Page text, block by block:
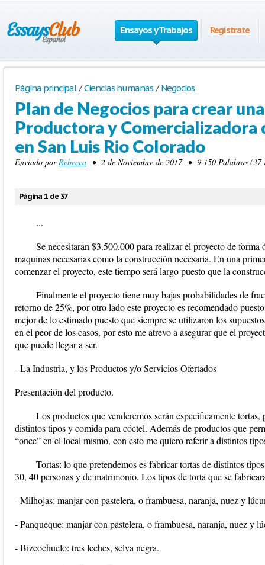
Ensayos y Trabajos Regístrate
Página principal / Ciencias humanas / Negocios
Plan de Negocios para crear
Productora y Comercializadora
en San Luis Rio Colorado
Enviado porRebecca • 2 de Noviembre de 2017 • 9.150 Palabras
Página 1 de 37
...
Se necesitaran $3.500.000 para realizar el proyecto de
maquinas necesarias como la construcción necesaria. En una
comenzar el proyecto, este tiempo será largo puesto que la
Finalmente el proyecto tiene muy bajas probabilidades de
retorno de 25%, por otro lado este proyecto es recomendado
mejor de lo estimado puesto que siempre se utilizaron los
en el peor de los casos, por esto me atrevo a asegurar que el
que puede llegar a ser.
- La Industria, y los Productos y/o Servicios Ofertados
Presentación del producto.
Los productos que venderemos serán específicamente
distintos tipos y comida para cóctel. Además de productos que
“once” en el local mismo, con esto me quiero referir a distintos
Tortas: lo que pretendemos es fabricar tortas de distintos
30, 40 personas y de matrimonio. Los tipos de torta que se
- Milhojas: manjar con pastelera, o frambuesa, naranja, nuez y
- Panqueque: manjar con pastelera, o frambuesa, naranja, nuez y
- Bizcochuelo: tres leches, selva negra.